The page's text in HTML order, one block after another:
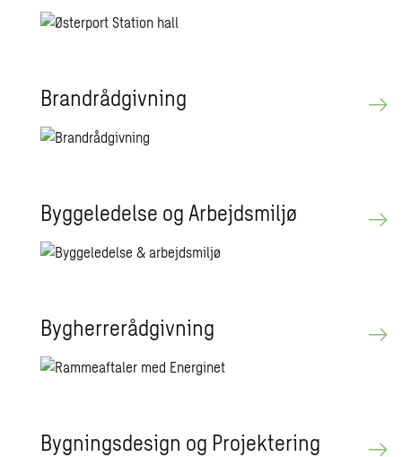
Bran­d­rå­d­giv­ning
Byg­ge­le­del­se og Ar­bejds­mil­jø
Byg­her­re­rå­d­giv­ning
Byg­nings­de­sign og Pro­jek­te­ring